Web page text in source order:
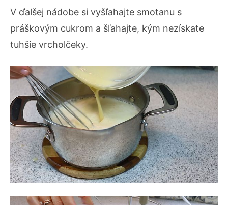
V ďalšej nádobe si vyšľahajte smotanu s
práškovým cukrom a šľahajte, kým nezískate
tuhšie vrcholčeky.